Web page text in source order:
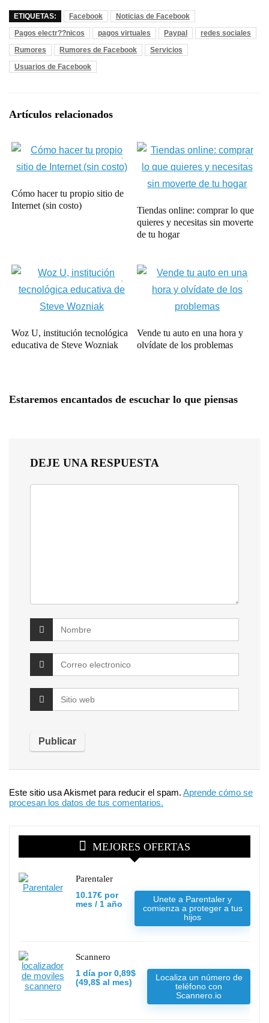
ETIQUETAS: Facebook
Noticias de Facebook
Pagos electr??nicos
pagos virtuales Paypal
redes sociales
Rumores
Rumores de Facebook
Servicios
Usuarios de Facebook
Artículos relacionados
Cómo hacer tu propio sitio de
Internet (sin costo)
Tiendas online: comprar lo que
quieres y necesitas sin moverte
de tu hogar
Woz U, institución tecnológica
educativa de Steve Wozniak
Vende tu auto en una hora y
olvídate de los problemas
Estaremos encantados de escuchar lo que piensas
DEJE UNA RESPUESTA
Este sitio usa Akismet para reducir el spam. Aprende cómo se
procesan los datos de tus comentarios.
MEJORES OFERTAS
Parentaler
10.17€ por
mes / 1 año
Unete a Parentaler y
comienza a proteger a tus
hijos
Scannero
1 día por 0,89$
(49,8$ al mes)
Localiza un número de
teléfono con
Scannero.io